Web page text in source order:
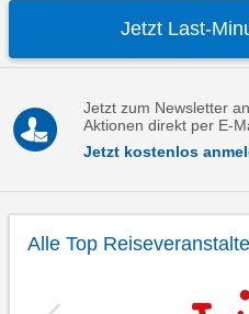
Jetzt Last-
Jetzt zum Newsletter
Aktionen direkt per E-
Jetzt kostenlos
Alle Top